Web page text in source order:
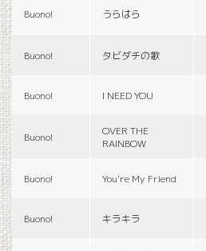
Buono! うらはら
Buono! タビダチの歌
Buono! I NEED YOU
Buono!
OVER THE
RAINBOW
Buono! You're My Friend
Buono! キラキラ